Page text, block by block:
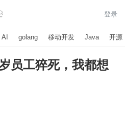
登录
AI golang 移动开发 Java 开源
员工猝死，我都想